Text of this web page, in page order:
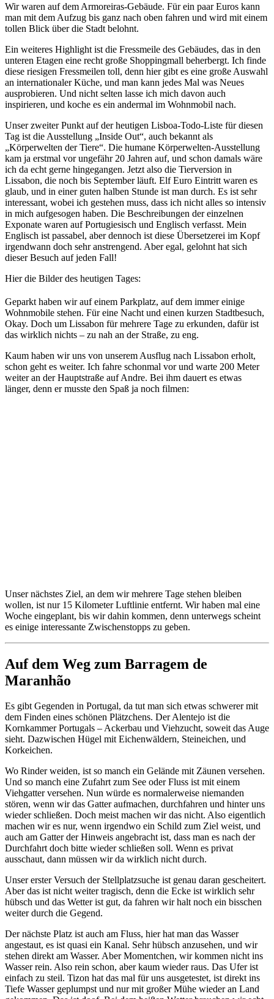
Wir waren auf dem Armoreiras-Gebäude. Für ein paar Euros kann
man mit dem Aufzug bis ganz nach oben fahren und wird mit einem
tollen Blick über die Stadt belohnt.
Ein weiteres Highlight ist die Fressmeile des Gebäudes, das in den
unteren Etagen eine recht große Shoppingmall beherbergt. Ich finde
diese riesigen Fressmeilen toll, denn hier gibt es eine große Auswahl
an internationaler Küche, und man kann jedes Mal was Neues
ausprobieren. Und nicht selten lasse ich mich davon auch
inspirieren, und koche es ein andermal im Wohnmobil nach.
Unser zweiter Punkt auf der heutigen Lisboa-Todo-Liste für diesen
Tag ist die Ausstellung „Inside Out“, auch bekannt als
„Körperwelten der Tiere“. Die humane Körperwelten-Ausstellung
kam ja erstmal vor ungefähr 20 Jahren auf, und schon damals wäre
ich da echt gerne hingegangen. Jetzt also die Tierversion in
Lissabon, die noch bis September läuft. Elf Euro Eintritt waren es
glaub, und in einer guten halben Stunde ist man durch. Es ist sehr
interessant, wobei ich gestehen muss, dass ich nicht alles so intensiv
in mich aufgesogen haben. Die Beschreibungen der einzelnen
Exponate waren auf Portugiesisch und Englisch verfasst. Mein
Englisch ist passabel, aber dennoch ist diese Übersetzerei im Kopf
irgendwann doch sehr anstrengend. Aber egal, gelohnt hat sich
dieser Besuch auf jeden Fall!
Hier die Bilder des heutigen Tages:
Geparkt haben wir auf einem Parkplatz, auf dem immer einige
Wohnmobile stehen. Für eine Nacht und einen kurzen Stadtbesuch,
Okay. Doch um Lissabon für mehrere Tage zu erkunden, dafür ist
das wirklich nichts – zu nah an der Straße, zu eng.
Kaum haben wir uns von unserem Ausflug nach Lissabon erholt,
schon geht es weiter. Ich fahre schonmal vor und warte 200 Meter
weiter an der Hauptstraße auf Andre. Bei ihm dauert es etwas
länger, denn er musste den Spaß ja noch filmen:
Unser nächstes Ziel, an dem wir mehrere Tage stehen bleiben
wollen, ist nur 15 Kilometer Luftlinie entfernt. Wir haben mal eine
Woche eingeplant, bis wir dahin kommen, denn unterwegs scheint
es einige interessante Zwischenstopps zu geben.
Auf dem Weg zum Barragem de
Maranhão
Es gibt Gegenden in Portugal, da tut man sich etwas schwerer mit
dem Finden eines schönen Plätzchens. Der Alentejo ist die
Kornkammer Portugals – Ackerbau und Viehzucht, soweit das Auge
sieht. Dazwischen Hügel mit Eichenwäldern, Steineichen, und
Korkeichen.
Wo Rinder weiden, ist so manch ein Gelände mit Zäunen versehen.
Und so manch eine Zufahrt zum See oder Fluss ist mit einem
Viehgatter versehen. Nun würde es normalerweise niemanden
stören, wenn wir das Gatter aufmachen, durchfahren und hinter uns
wieder schließen. Doch meist machen wir das nicht. Also eigentlich
machen wir es nur, wenn irgendwo ein Schild zum Ziel weist, und
auch am Gatter der Hinweis angebracht ist, dass man es nach der
Durchfahrt doch bitte wieder schließen soll. Wenn es privat
ausschaut, dann müssen wir da wirklich nicht durch.
Unser erster Versuch der Stellplatzsuche ist genau daran gescheitert.
Aber das ist nicht weiter tragisch, denn die Ecke ist wirklich sehr
hübsch und das Wetter ist gut, da fahren wir halt noch ein bisschen
weiter durch die Gegend.
Der nächste Platz ist auch am Fluss, hier hat man das Wasser
angestaut, es ist quasi ein Kanal. Sehr hübsch anzusehen, und wir
stehen direkt am Wasser. Aber Momentchen, wir kommen nicht ins
Wasser rein. Also rein schon, aber kaum wieder raus. Das Ufer ist
einfach zu steil. Tizon hat das mal für uns ausgetestet, ist direkt ins
Tiefe Wasser geplumpst und nur mit großer Mühe wieder an Land